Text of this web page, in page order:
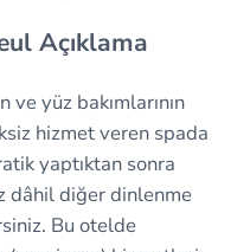
Açıklama
ve yüz bakımlarının
hizmet veren spada
yaptıktan sonra
dâhil diğer dinlenme
Bu otelde